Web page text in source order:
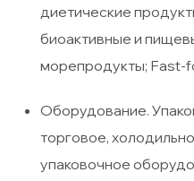
диетические
биоактивные и
морепродукты; Fast-
Оборудование.
торговое,
упаковочное